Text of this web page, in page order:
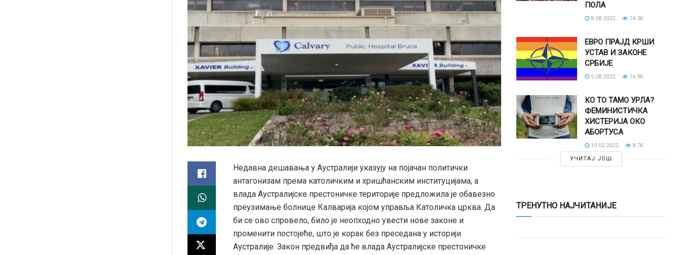
Недавна дешавања у Аустралији указују на појачан политички
антагонизам према католичким и хришћанским институцијама, а
влада Аустралијске престоничке територије предложила је обавезно
преузимање болнице Калварија којом управља Католичка црква. Да
би се ово спровело, било је неопходно увести нове законе и
променити постојеће, што је корак без преседана у историји
Аустралије. Закон предвиђа да ће влада Аустралијске престоничке
ПОЛА
8.08.2022. 74.3K
ЕВРО ПРАЈД КРШИ
УСТАВ И ЗАКОНЕ
СРБИЈЕ
5.08.2022. 16.9K
КО ТО ТАМО УРЛА?
ФЕМИНИСТИЧКА
ХИСТЕРИЈА ОКО
АБОРТУСА
10.02.2022.
8.7K
УЧИТАЈ ЈОШ
ТРЕНУТНО НАЈЧИТАНИЈЕ